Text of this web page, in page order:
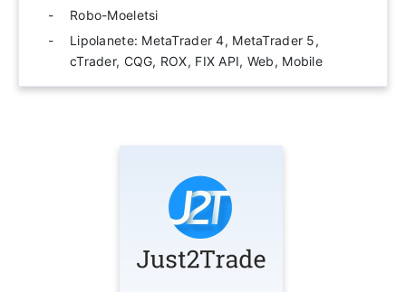
Robo-Moeletsi
Lipolanete: MetaTrader 4, MetaTrader 5,
cTrader, CQG, ROX, FIX API, Web, Mobile